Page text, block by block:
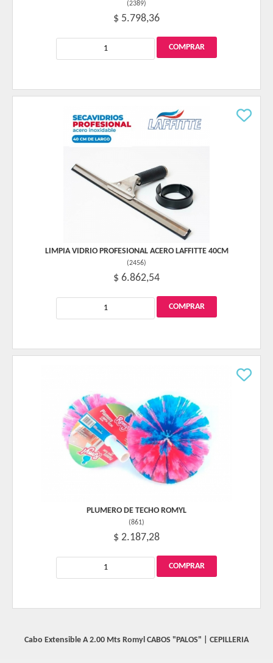
(2389)
$ 5.798,36
LIMPIA VIDRIO PROFESIONAL ACERO LAFFITTE 40CM
(2456)
$ 6.862,54
PLUMERO DE TECHO ROMYL
(861)
$ 2.187,28
Cabo Extensible A 2.00 Mts Romyl CABOS "PALOS" CEPILLERIA